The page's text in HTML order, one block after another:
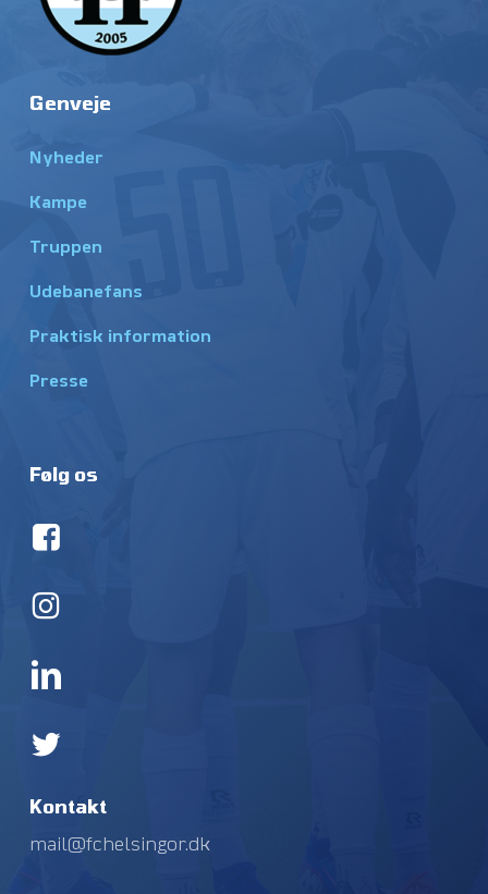
Genveje
Nyheder
Kampe
Truppen
Udebanefans
Praktisk information
Presse
Følg os
Kontakt
mail@fchelsingor.dk